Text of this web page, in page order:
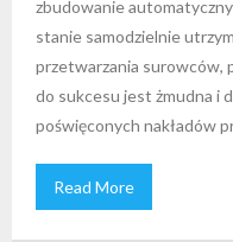
zbudowanie
stanie samodzielnie
przetwarzania surowców,
do sukcesu jest żmudna i
poświęconych nakładów
Read More